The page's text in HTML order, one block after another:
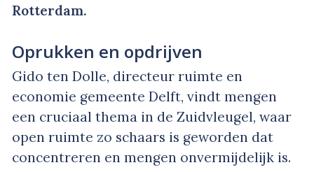
Rotterdam.
Oprukken en opdrijven
Gido ten Dolle, directeur ruimte en
economie gemeente Delft, vindt mengen
een cruciaal thema in de Zuidvleugel, waar
open ruimte zo schaars is geworden dat
concentreren en mengen onvermijdelijk is.